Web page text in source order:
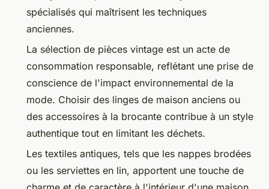
spécialisés qui maîtrisent les techniques
anciennes.
La sélection de pièces vintage est un acte de
consommation responsable, reflétant une prise de
conscience de l'impact environnemental de la
mode. Choisir des linges de maison anciens ou
des accessoires à la brocante contribue à un style
authentique tout en limitant les déchets.
Les textiles antiques, tels que les nappes brodées
ou les serviettes en lin, apportent une touche de